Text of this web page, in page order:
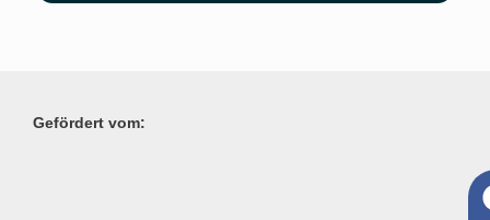
Gefördert vom: